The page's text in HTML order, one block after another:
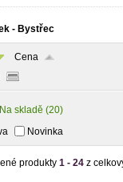
- Bystřec
Cena
Na skladě (20)
Novinka
produkty 1 - 24 z